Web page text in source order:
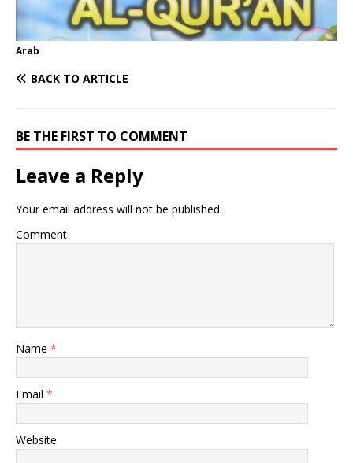
Arab
BACK TO ARTICLE
BE THE FIRST TO COMMENT
Leave a Reply
Your email address will not be published.
Comment
Name *
Email *
Website